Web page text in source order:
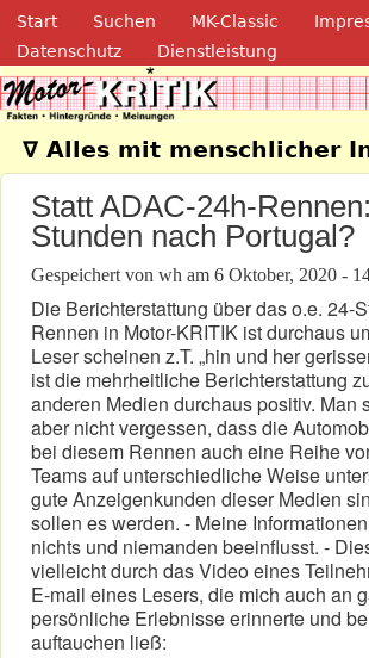
Direkt zum Inhalt
Navigation
Start Suchen MK-Classic
Datenschutz
Dienstleistung
Motor-
∇ Alles mit menschlicher
Statt ADAC-24h-
Stunden nach Portugal?
Gespeichert von wh am 6 Oktober, 2020 -
Die Berichterstattung über das o.e. 24-
Rennen in Motor-KRITIK ist durchaus
Leser scheinen z.T. „hin und her
ist die mehrheitliche Berichterstattung
anderen Medien durchaus positiv. Man
aber nicht vergessen, dass die
bei diesem Rennen auch eine Reihe
Teams auf unterschiedliche Weise
gute Anzeigenkunden dieser Medien
sollen es werden. - Meine
nichts und niemanden beeinflusst. -
vielleicht durch das Video eines
E-mail eines Lesers, die mich auch an
persönliche Erlebnisse erinnerte und
auftauchen ließ: